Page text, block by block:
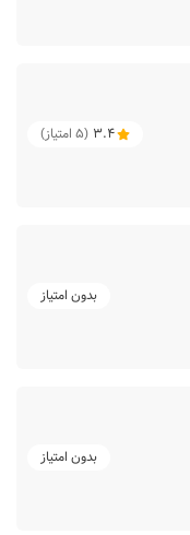
3.4
(
5 امتیاز)
بدون امتیاز
بدون امتیاز